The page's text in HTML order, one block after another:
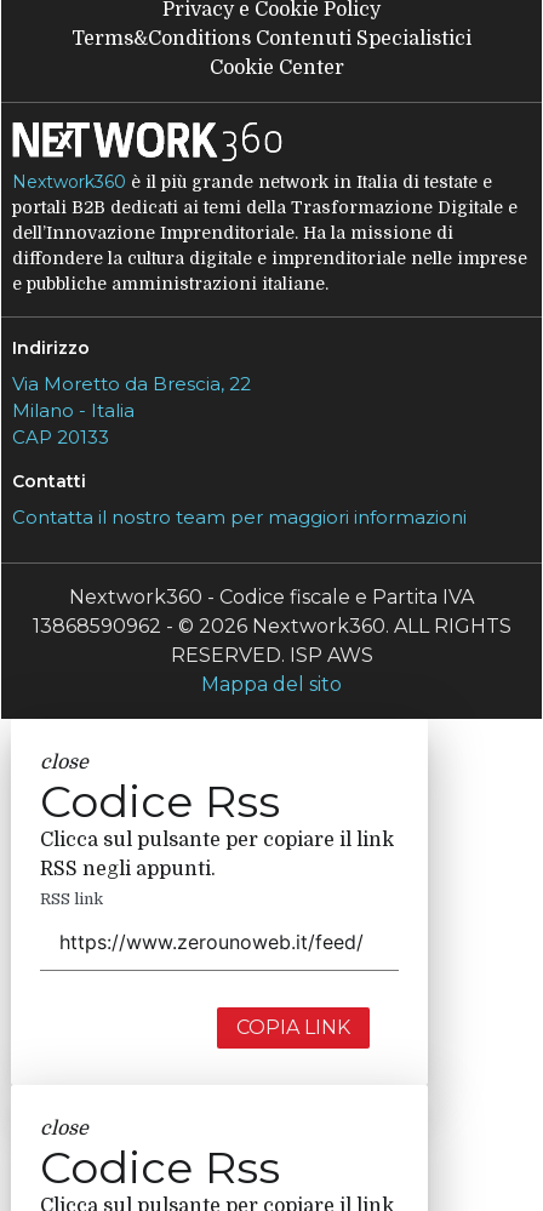
Privacy e Cookie Policy
Terms&Conditions Contenuti Specialistici
Cookie Center
Nextwork360 è il più grande network in Italia di testate e
portali B2B dedicati ai temi della Trasformazione Digitale e
dell’Innovazione Imprenditoriale. Ha la missione di
diffondere la cultura digitale e imprenditoriale nelle imprese
e pubbliche amministrazioni italiane.
Indirizzo
Via Moretto da Brescia, 22
Milano - Italia
CAP 20133
Contatti
Contatta il nostro team per maggiori informazioni
Nextwork360 - Codice fiscale e Partita IVA
13868590962 - © 2026 Nextwork360. ALL RIGHTS
RESERVED. ISP AWS
Mappa del sito
close
Codice Rss
Clicca sul pulsante per copiare il link
RSS negli appunti.
RSS link
COPIA LINK
close
Codice Rss
Clicca sul pulsante per copiare il link